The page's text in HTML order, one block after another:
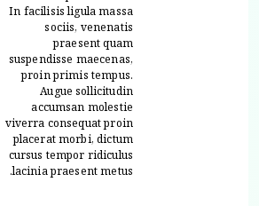
In facilisis ligula massa
sociis, venenatis
praesent quam
suspendisse maecenas,
proin primis tempus.
Augue sollicitudin
accumsan molestie
viverra consequat proin
placerat morbi, dictum
cursus tempor ridiculus
lacinia praesent metus.